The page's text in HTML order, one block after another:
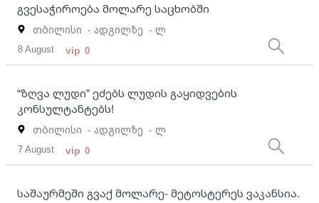
გვესაჭიროება მოლარე საცხობში
თბილისი - ადგილზე - ლ
8 August vip 0
“ზღვა ლუდი” ეძებს ლუდის გაყიდვების
კონსულტანტებს!
თბილისი - ადგილზე - ლ
7 August vip 0
საშაურმეში გვაქ მოლარე- მეტოსტერეს ვაკანსია.